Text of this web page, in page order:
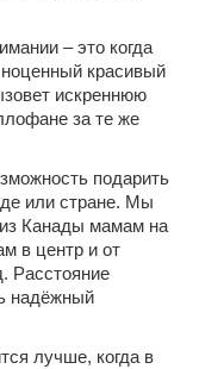
– это когда
красивый
искреннюю
за те же
подарить
или стране. Мы
Канады мамам на
в центр и от
Расстояние
надёжный
лучше, когда в